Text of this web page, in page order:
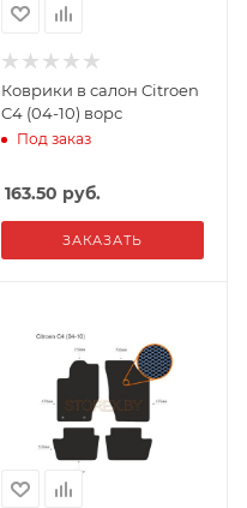
Коврики в салон Citroen
C4 (04-10) ворс
Под заказ
163.50 руб.
ЗАКАЗАТЬ